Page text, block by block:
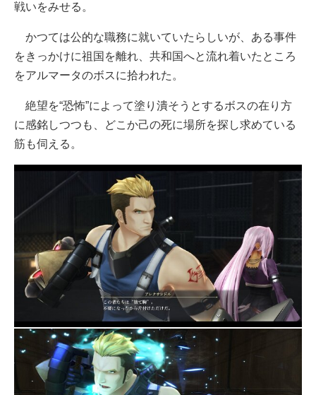
戦いをみせる。
かつては公的な職務に就いていたらしいが、ある事件
をきっかけに祖国を離れ、共和国へと流れ着いたところ
をアルマータのボスに拾われた。
絶望を“恐怖”によって塗り潰そうとするボスの在り方
に感銘しつつも、どこか己の死に場所を探し求めている
筋も伺える。